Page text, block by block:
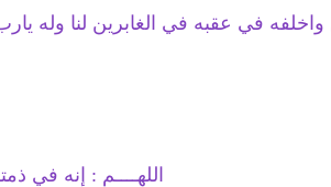
واخلفه في عقبه في الغابرين لنا وله
اللهــــم : إنه في